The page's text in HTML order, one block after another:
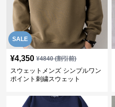
SALE
¥4,350 ¥4840(割引前)
スウェットメンズ シンプルワン
ポイント刺繍スウェット